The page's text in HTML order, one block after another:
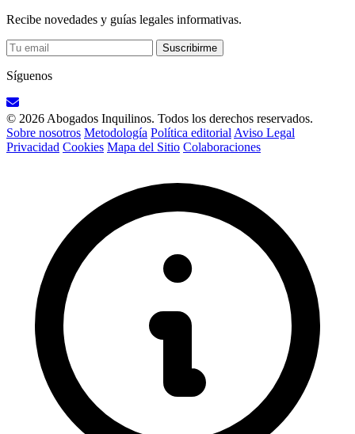
Recibe novedades y guías legales informativas.
Suscribirme
Síguenos
© 2026 Abogados Inquilinos. Todos los derechos reservados.
Sobre nosotros Metodología Política editorial Aviso Legal
Privacidad Cookies Mapa del Sitio Colaboraciones